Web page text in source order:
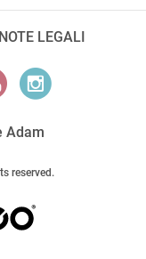
NOTE LEGALI
Adam
reserved.